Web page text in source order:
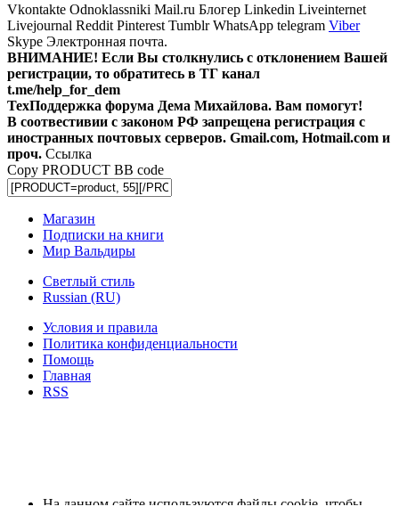
Vkontakte Odnoklassniki Mail.ru Блогер Linkedin Liveinternet
Livejournal Reddit Pinterest Tumblr WhatsApp telegram Viber
Skype Электронная почта.
ВНИМАНИЕ! Ecли Вы столкнулись с отклонением Вашей
регистрации, то обратитесь в ТГ канал
t.me/help_for_dem
ТехПоддержка форума Дема Михайлова. Вам помогут!
В соотвестивии с законом РФ запрещена регистрация с
иностранных почтовых серверов. Gmail.com, Hotmail.com и
проч. Ссылка
Copy PRODUCT BB code
Магазин
Подписки на книги
Мир Вальдиры
Светлый стиль
Russian (RU)
Условия и правила
Политика конфиденциальности
Помощь
Главная
RSS
На данном сайте используются файлы cookie, чтобы